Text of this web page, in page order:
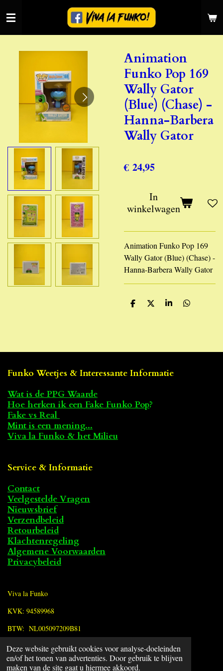
Deze website gebruikt cookies voor analyse-doeleinden
en/of het tonen van advertenties. Door gebruik te blijven
maken van de site gaat u hiermee akkoord.
direct
naar
Animation
Funko Pop 169
Wally Gator
(Blue) (Chase) -
Hanna-Barbera
Wally Gator
€ 24,95
In
winkelwagen
Animation Funko Pop 169
Wally Gator (Blue) (Chase) -
Hanna-Barbera Wally Gator
D
D
S
D
Funko Weetjes & Interessante Informatie
Wat is de PPG Waarde
Hoe herken ik een Fake Funko Pop?
Fake vs Real
Mint is een mening...
Viva la Funko & het Milieu
Service & Informatie
Contact
Veelgestelde Vragen
Nieuwsbrief
Verzendbeleid
Retourbeleid
Klachtenregeling
Algemene Voorwaarden
Privacybeleid
Viva la Funko
KVK: 94589968
BTW: NL005097209B81
F
a
© 2022 - 2026 Viva la Funko